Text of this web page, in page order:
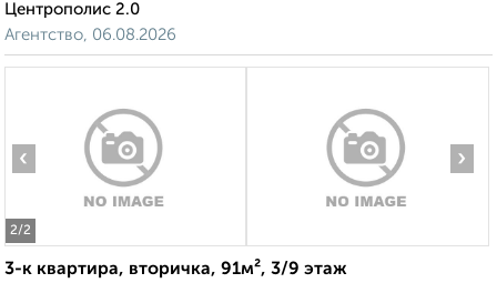
Центрополис 2.0
Агентство, 06.08.2026
2/2
‹ ›
3-к квартира, вторичка, 91м², 3/9 этаж